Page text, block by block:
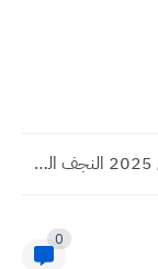
نتائج السادس الابتدائي 2025 النجف الدور الثاني
0